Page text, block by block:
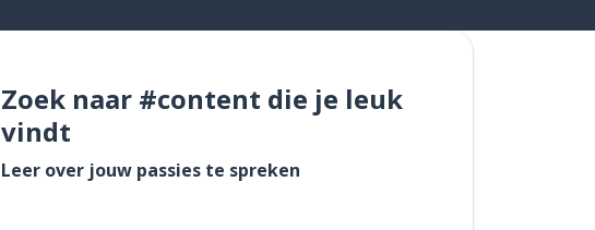
Zoek naar #content die je leuk
vindt
Leer over jouw passies te spreken